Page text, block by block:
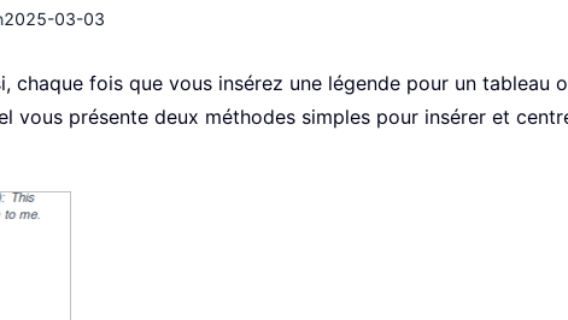
2025-03-03
chaque fois que vous insérez une légende pour un tableau
vous présente deux méthodes simples pour insérer et